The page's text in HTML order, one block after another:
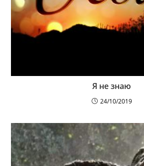
Я не знаю
24/10/2019